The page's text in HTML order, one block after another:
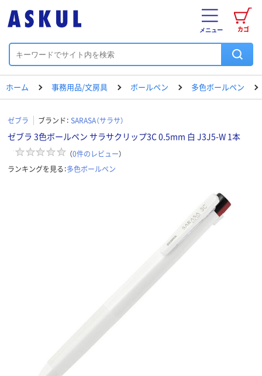
カゴ
メニュー
ホーム 事務用品/文房具 ボールペン 多色ボールペン
ゼブラ ブランド： SARASA（サラサ）
ゼブラ 3色ボールペン サラサクリップ3C 0.5mm 白 J3J5-W 1本
（0件のレビュー）
ランキングを見る：多色ボールペン